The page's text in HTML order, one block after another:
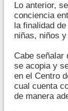
Lo anterior,
conciencia
la finalidad
niñas, niños
Cabe señalar
se acopia y
en el Centro
cual cuenta
de manera